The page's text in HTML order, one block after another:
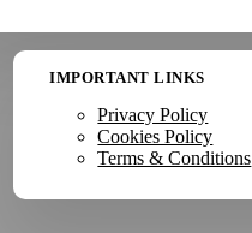
IMPORTANT LINKS
Privacy Policy
Cookies Policy
Terms & Conditions